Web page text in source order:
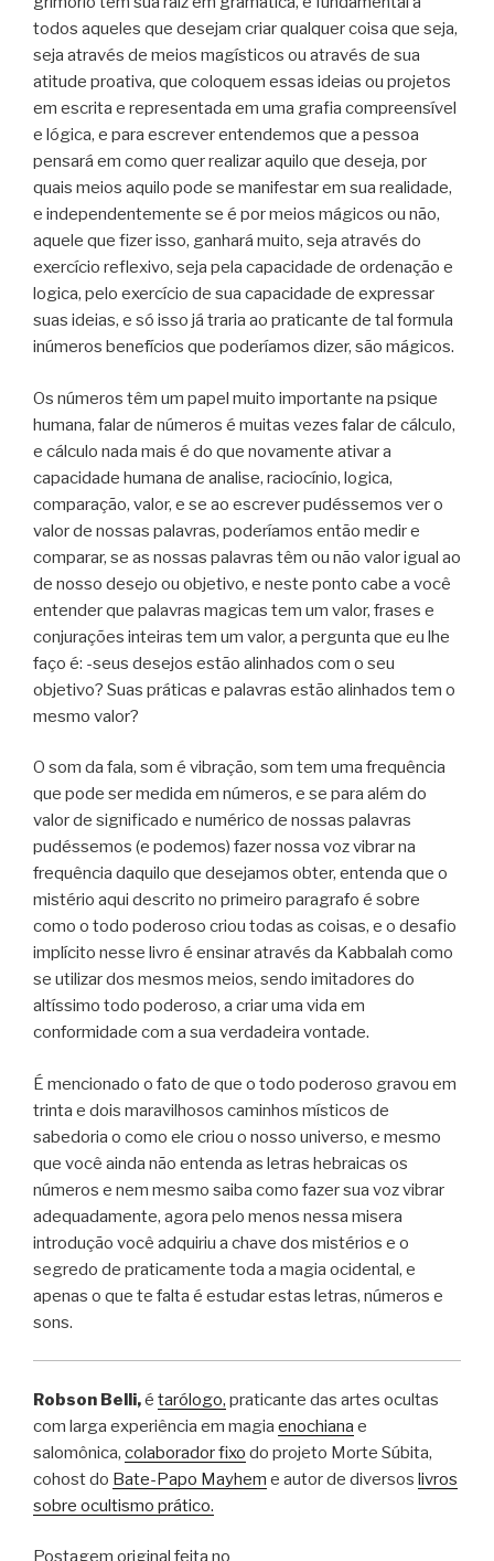
todos aqueles que desejam criar qualquer coisa que seja,
seja através de meios magísticos ou através de sua
atitude proativa, que coloquem essas ideias ou projetos
em escrita e representada em uma grafia compreensível
e lógica, e para escrever entendemos que a pessoa
pensará em como quer realizar aquilo que deseja, por
quais meios aquilo pode se manifestar em sua realidade,
e independentemente se é por meios mágicos ou não,
aquele que fizer isso, ganhará muito, seja através do
exercício reflexivo, seja pela capacidade de ordenação e
logica, pelo exercício de sua capacidade de expressar
suas ideias, e só isso já traria ao praticante de tal formula
inúmeros benefícios que poderíamos dizer, são mágicos.
Os números têm um papel muito importante na psique
humana, falar de números é muitas vezes falar de cálculo,
e cálculo nada mais é do que novamente ativar a
capacidade humana de analise, raciocínio, logica,
comparação, valor, e se ao escrever pudéssemos ver o
valor de nossas palavras, poderíamos então medir e
comparar, se as nossas palavras têm ou não valor igual ao
de nosso desejo ou objetivo, e neste ponto cabe a você
entender que palavras magicas tem um valor, frases e
conjurações inteiras tem um valor, a pergunta que eu lhe
faço é: -seus desejos estão alinhados com o seu
objetivo? Suas práticas e palavras estão alinhados tem o
mesmo valor?
O som da fala, som é vibração, som tem uma frequência
que pode ser medida em números, e se para além do
valor de significado e numérico de nossas palavras
pudéssemos (e podemos) fazer nossa voz vibrar na
frequência daquilo que desejamos obter, entenda que o
mistério aqui descrito no primeiro paragrafo é sobre
como o todo poderoso criou todas as coisas, e o desafio
implícito nesse livro é ensinar através da Kabbalah como
se utilizar dos mesmos meios, sendo imitadores do
altíssimo todo poderoso, a criar uma vida em
conformidade com a sua verdadeira vontade.
É mencionado o fato de que o todo poderoso gravou em
trinta e dois maravilhosos caminhos místicos de
sabedoria o como ele criou o nosso universo, e mesmo
que você ainda não entenda as letras hebraicas os
números e nem mesmo saiba como fazer sua voz vibrar
adequadamente, agora pelo menos nessa misera
introdução você adquiriu a chave dos mistérios e o
segredo de praticamente toda a magia ocidental, e
apenas o que te falta é estudar estas letras, números e
sons.
Robson Belli,é tarólogo, praticante das artes ocultas
com larga experiência em magia enochiana e
salomônica, colaborador fixo do projeto Morte Súbita,
cohost do Bate-Papo Mayhem e autor de diversos livros
sobre ocultismo prático.
Postagem original feita no